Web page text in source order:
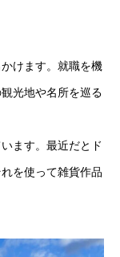
けます。就職を機
光地や名所を巡る
ます。最近だとド
を使って雑貨作品